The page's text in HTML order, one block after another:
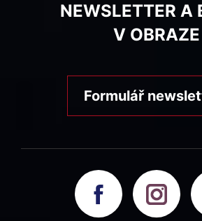
NEWSLETTER A
V OBRAZE
Formulář